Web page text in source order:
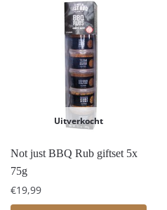
Uitverkocht
Not just BBQ Rub giftset 5x
75g
€19,99